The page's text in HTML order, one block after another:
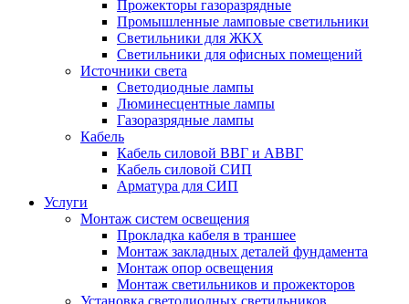
Прожекторы газоразрядные
Промышленные ламповые светильники
Светильники для ЖКХ
Светильники для офисных помещений
Источники света
Светодиодные лампы
Люминесцентные лампы
Газоразрядные лампы
Кабель
Кабель силовой ВВГ и АВВГ
Кабель силовой СИП
Арматура для СИП
Услуги
Монтаж систем освещения
Прокладка кабеля в траншее
Монтаж закладных деталей фундамента
Монтаж опор освещения
Монтаж светильников и прожекторов
Установка светодиодных светильников